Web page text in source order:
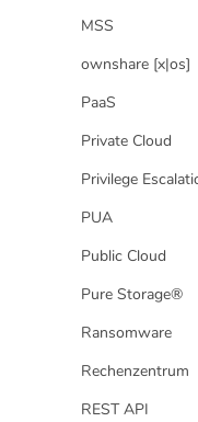
MSS
ownshare [x|os]
PaaS
Private Cloud
Privilege
PUA
Public Cloud
Pure Storage®
Ransomware
Rechenzentrum
REST API